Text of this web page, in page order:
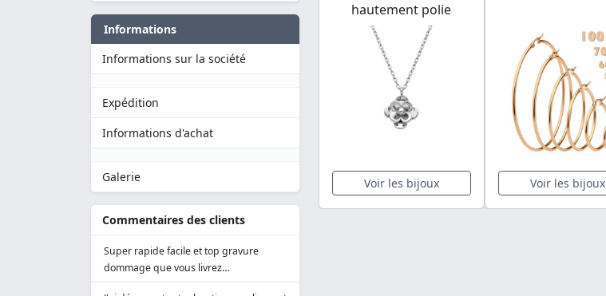
Informations
Informations sur la société
Expédition
Informations d'achat
Galerie
Commentaires des clients
Super rapide facile et top gravure
dommage que vous livrez…
hautement polie
Voir les bijoux Voir les bijoux